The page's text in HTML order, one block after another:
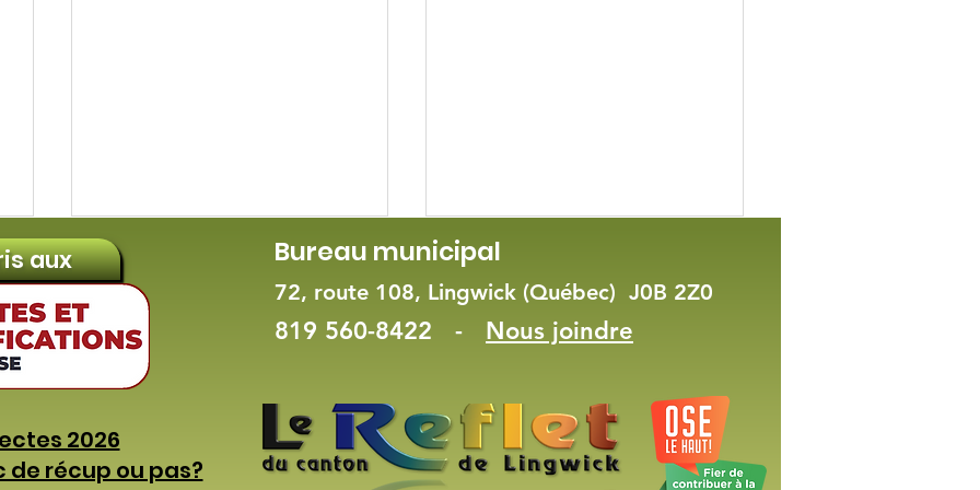
Messe célébrée au
cimetière Sainte-
Chats à donner : 3
chatons de 4 mois
aux
2026
récup ou pas?
Bureau municipal
72, route 108, Lingwick (Québec) J0B 2Z0
819 560-8422 - Nous joindre